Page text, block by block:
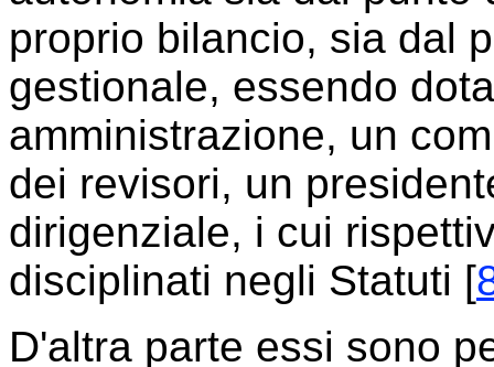
proprio bilancio, sia dal
gestionale, essendo
amministrazione, un
dei revisori, un
dirigenziale, i cui
disciplinati negli Statuti [
D'altra parte essi sono